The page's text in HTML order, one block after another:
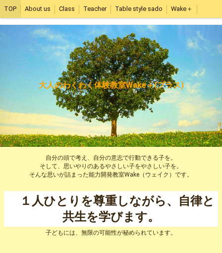
TOP About us Class Teacher Table style sado Wake＋
大人のわくわく体験教室Wake＋(プラス)
自分の頭で考え、自分の意志で行動できる子を。
そして、思いやりのあるやさしい子をやさしい子を。
そんな思いが詰まった能力開発教室Wake（ウェイク）です。
１人ひとりを尊重しながら、自律と
共生を学びます。
子どもには、無限の可能性が秘められています。